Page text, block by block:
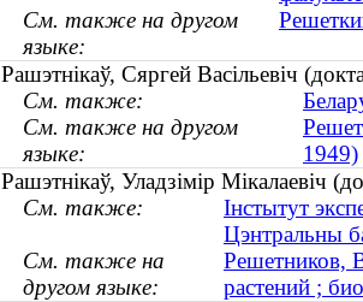
См. также на другом
языке:
Рашэтнікаў, Сяргей Васільевіч
См. также:
См. также на другом
языке:
1949)
Рашэтнікаў, Уладзімір Мікалаевіч
См. также:
Інстытут
Цэнтральны
См. также на
другом языке:
Решетников,
растений ;